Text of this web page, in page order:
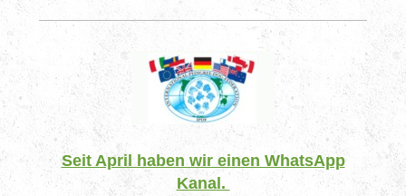
Seit April haben wir einen WhatsApp
Kanal.